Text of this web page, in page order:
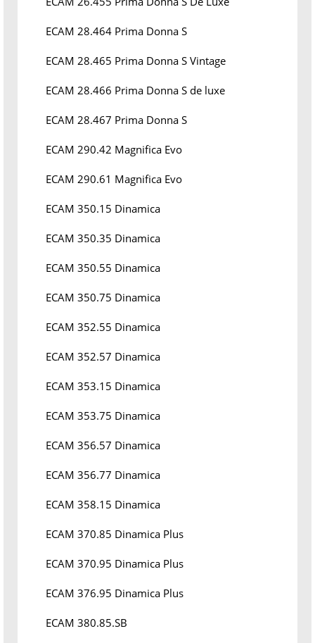
ECAM 28.464 Prima Donna S
ECAM 28.465 Prima Donna S Vintage
ECAM 28.466 Prima Donna S de luxe
ECAM 28.467 Prima Donna S
ECAM 290.42 Magnifica Evo
ECAM 290.61 Magnifica Evo
ECAM 350.15 Dinamica
ECAM 350.35 Dinamica
ECAM 350.55 Dinamica
ECAM 350.75 Dinamica
ECAM 352.55 Dinamica
ECAM 352.57 Dinamica
ECAM 353.15 Dinamica
ECAM 353.75 Dinamica
ECAM 356.57 Dinamica
ECAM 356.77 Dinamica
ECAM 358.15 Dinamica
ECAM 370.85 Dinamica Plus
ECAM 370.95 Dinamica Plus
ECAM 376.95 Dinamica Plus
ECAM 380.85.SB